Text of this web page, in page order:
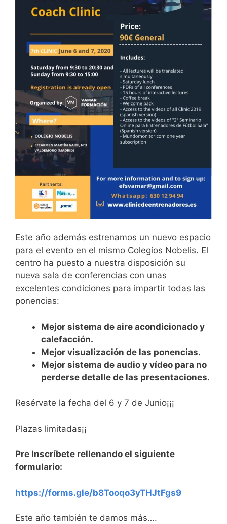
Este año además estrenamos un nuevo espacio
para el evento en el mismo Colegios Nobelis. El
centro ha puesto a nuestra disposición su
nueva sala de conferencias con unas
excelentes condiciones para impartir todas las
ponencias:
Mejor sistema de aire acondicionado y
calefacción.
Mejor visualización de las ponencias.
Mejor sistema de audio y vídeo para no
perderse detalle de las presentaciones.
Resérvate la fecha del 6 y 7 de Junio¡¡¡
Plazas limitadas¡¡
Pre Inscríbete rellenando el siguiente
formulario:
https://forms.gle/b8Tooqo3yTHJtFgs9
Este año también te damos más….